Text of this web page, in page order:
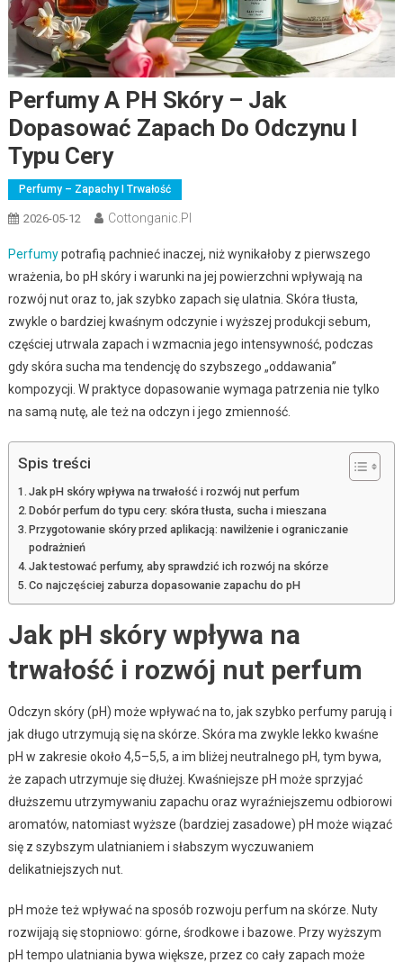
Perfumy A PH Skóry – Jak
Dopasować Zapach Do Odczynu I
Typu Cery
Perfumy – Zapachy I Trwałość
2026-05-12 Cottonganic.pl
Perfumypotrafią pachnieć inaczej, niż wynikałoby z pierwszego
wrażenia, bo pH skóry i warunki na jej powierzchni wpływają na
rozwój nut oraz to, jak szybko zapach się ulatnia. Skóra tłusta,
zwykle o bardziej kwaśnym odczynie i wyższej produkcji sebum,
częściej utrwala zapach i wzmacnia jego intensywność, podczas
gdy skóra sucha ma tendencję do szybszego „oddawania”
kompozycji. W praktyce dopasowanie wymaga patrzenia nie tylko
na samą nutę, ale też na odczyn i jego zmienność.
Spis treści
Jak pH skóry wpływa na trwałość i rozwój nut perfum
Dobór perfum do typu cery: skóra tłusta, sucha i mieszana
Przygotowanie skóry przed aplikacją: nawilżenie i ograniczanie
podrażnień
Jak testować perfumy, aby sprawdzić ich rozwój na skórze
Co najczęściej zaburza dopasowanie zapachu do pH
Jak pH skóry wpływa na
trwałość i rozwój nut perfum
Odczyn skóry (pH) może wpływać na to, jak szybko perfumy parują i
jak długo utrzymują się na skórze. Skóra ma zwykle lekko kwaśne
pH w zakresie około 4,5–5,5, a im bliżej neutralnego pH, tym bywa,
że zapach utrzymuje się dłużej. Kwaśniejsze pH może sprzyjać
dłuższemu utrzymywaniu zapachu oraz wyraźniejszemu odbiorowi
aromatów, natomiast wyższe (bardziej zasadowe) pH może wiązać
się z szybszym ulatnianiem i słabszym wyczuwaniem
delikatniejszych nut.
pH może też wpływać na sposób rozwoju perfum na skórze. Nuty
rozwijają się stopniowo: górne, środkowe i bazowe. Przy wyższym
pH tempo ulatniania bywa większe, przez co cały zapach może